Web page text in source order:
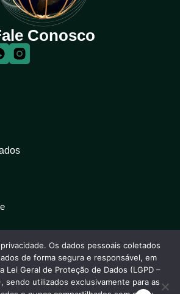
Conosco
CLIENTE Os dados pessoais coletados
de forma segura e responsável, em
Lei Geral de Proteção de Dados (LGPD –
sendo utilizados exclusivamente para as